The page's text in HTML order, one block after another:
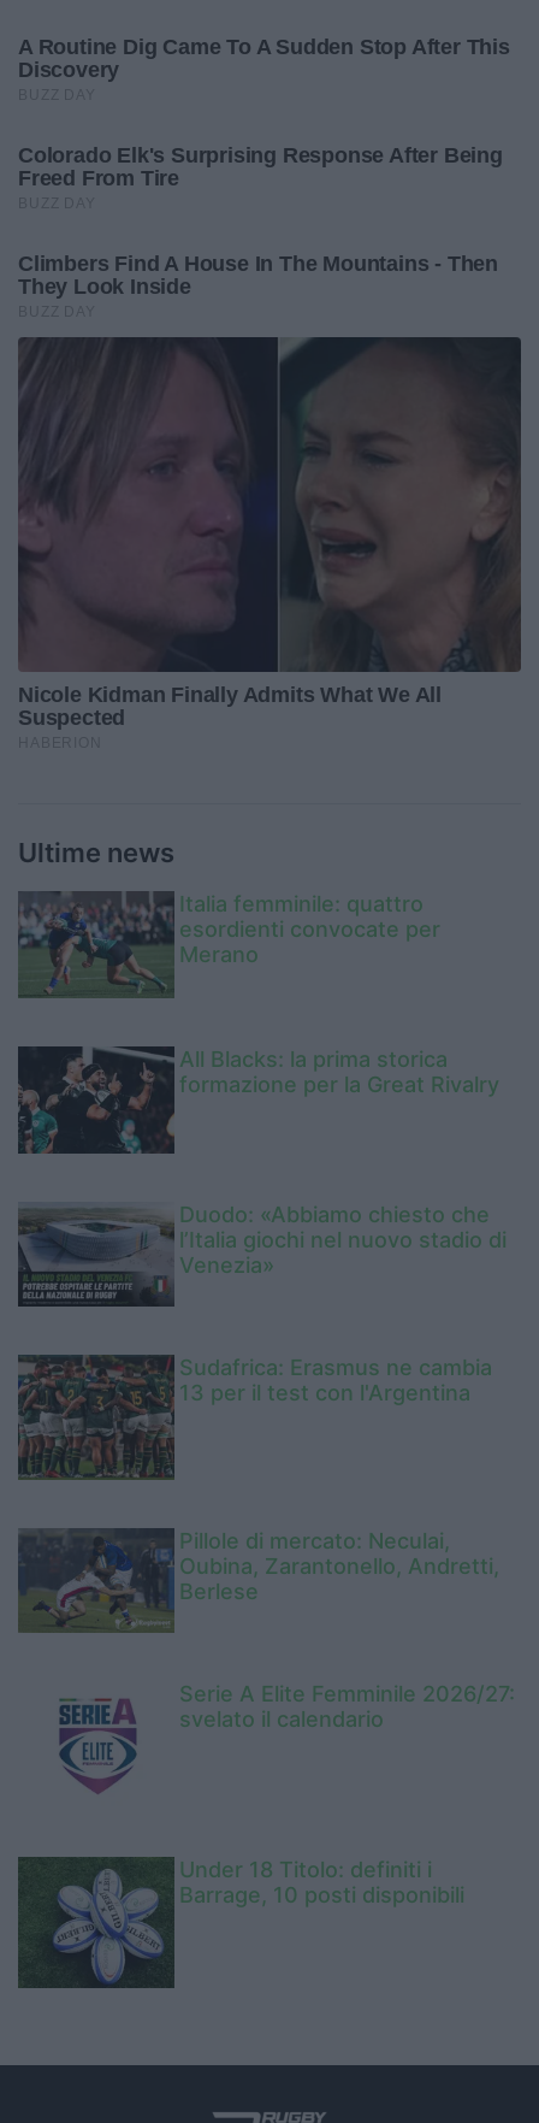
Ultime news
Italia femminile: quattro
esordienti convocate per
Merano
All Blacks: la prima storica
formazione per la Great Rivalry
Duodo: «Abbiamo chiesto che
l’Italia giochi nel nuovo stadio di
Venezia»
Sudafrica: Erasmus ne cambia
13 per il test con l'Argentina
Pillole di mercato: Neculai,
Oubina, Zarantonello, Andretti,
Berlese
Serie A Elite Femminile 2026/27:
svelato il calendario
Under 18 Titolo: definiti i
Barrage, 10 posti disponibili